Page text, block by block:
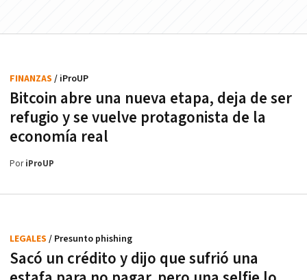
Bitcoin abre una nueva etapa, deja de ser
refugio y se vuelve protagonista de la
economía real
FINANZAS / iProUP
PoriProUP
Sacó un crédito y dijo que sufrió una
LEGALES / Presunto phishing